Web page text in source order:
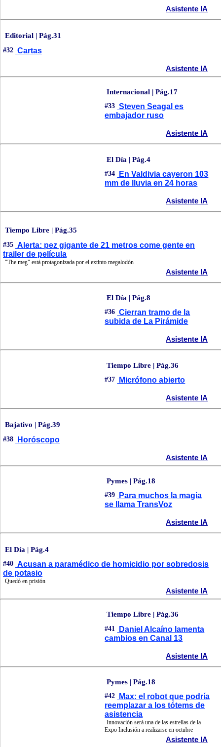
Asistente IA
Editorial | Pág.31
#32 Cartas
Asistente IA
Internacional | Pág.17
#33 Steven Seagal es
embajador ruso
Asistente IA
El Día | Pág.4
#34
En Valdivia cayeron 103
mm de lluvia en 24 horas
Asistente IA
Tiempo Libre | Pág.35
#35 Alerta: pez gigante de 21 metros come gente en
trailer de película
"The meg" está protagonizada por el extinto megalodón
Asistente IA
El Día | Pág.8
#36 Cierran tramo de la
subida de La Pirámide
Asistente IA
Tiempo Libre | Pág.36
#37 Micrófono abierto
Asistente IA
Bajativo | Pág.39
#38 Horóscopo
Asistente IA
Pymes | Pág.18
#39
Para muchos la magia
se llama TransVoz
Asistente IA
El Día | Pág.4
#40 Acusan a paramédico de homicidio por sobredosis
de potasio
Quedó en prisión
Asistente IA
Tiempo Libre | Pág.36
#41
Daniel Alcaíno lamenta
cambios en Canal 13
Asistente IA
Pymes | Pág.18
#42
Max: el robot que podría
reemplazar a los tótems de
asistencia
Innovación será una de las estrellas de la
Expo Inclusión a realizarse en octubre
Asistente IA